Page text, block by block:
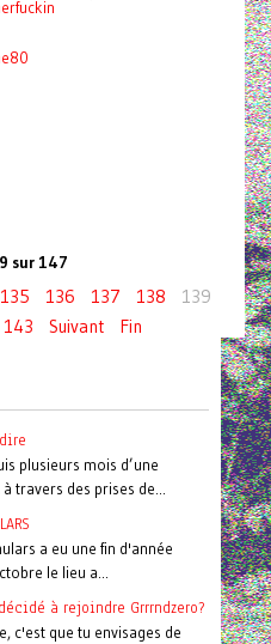
sur 147
135 136 137 138
139
143 Suivant Fin
plusieurs mois d’une
travers des prises de...
a eu une fin d'année
le lieu a...
à rejoindre Grrrndzero?
c'est que tu envisages de